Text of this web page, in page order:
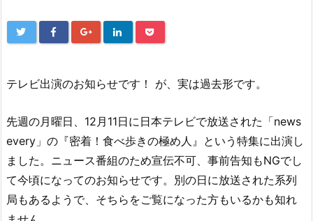
テレビ出演のお知らせです！ が、実は過去形です。
先週の月曜日、12月11日に日本テレビで放送された「news
every」の『密着！食べ歩きの極め人』という特集に出演し
ました。ニュース番組のため宣伝不可、事前告知もNGでし
て今頃になってのお知らせです。別の日に放送された系列
局もあるようで、そちらをご覧になった方もいるかも知れ